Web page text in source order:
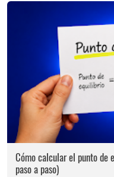
Cómo calcular el punto de
paso a paso)